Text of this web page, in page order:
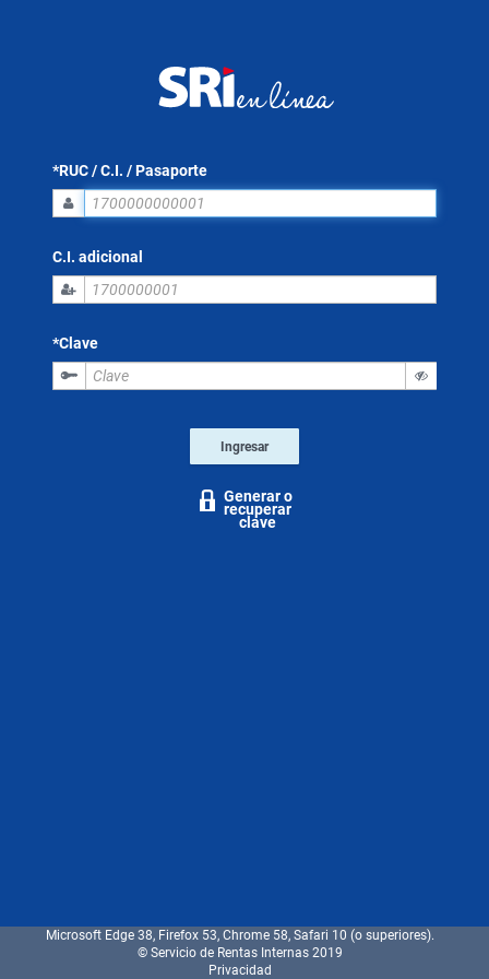
*RUC / C.I. / Pasaporte
C.I. adicional
*Clave
Generar o
recuperar
clave
Microsoft Edge 38, Firefox 53, Chrome 58, Safari 10 (o superiores).
© Servicio de Rentas Internas 2019
Privacidad